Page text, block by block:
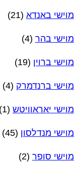
מוישי באנדא (21)
מוישי בהר (4)
מוישי ברוין (19)
מוישי ברנדמרק (4)
מוישי יאראוויטש (1)
מוישי מנדלסון (45)
מוישי סופר (2)